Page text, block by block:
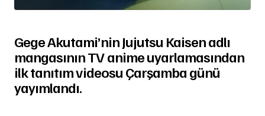
Gege Akutami’nin Jujutsu Kaisen adlı
mangasının TV anime uyarlamasından
ilk tanıtım videosu Çarşamba günü
yayımlandı.